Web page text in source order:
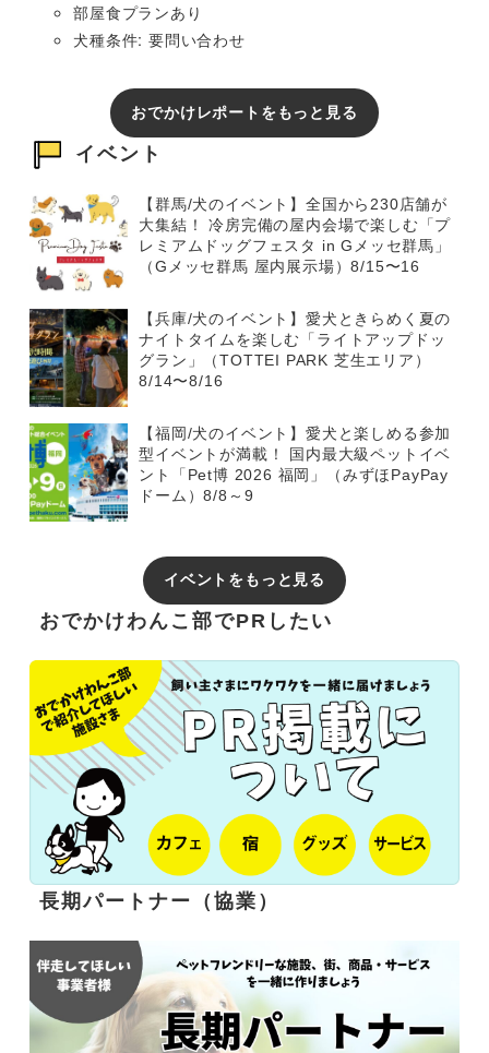
部屋食プランあり
犬種条件: 要問い合わせ
おでかけレポートをもっと見る
イベント
【群馬/犬のイベント】全国から230店舗が
大集結！ 冷房完備の屋内会場で楽しむ「プ
レミアムドッグフェスタ in Gメッセ群馬」
（Gメッセ群馬 屋内展示場）8/15〜16
【兵庫/犬のイベント】愛犬ときらめく夏の
ナイトタイムを楽しむ「ライトアップドッ
グラン」（TOTTEI PARK 芝生エリア）
8/14〜8/16
【福岡/犬のイベント】愛犬と楽しめる参加
型イベントが満載！ 国内最大級ペットイベ
ント「Pet博 2026 福岡」（みずほPayPay
ドーム）8/8～9
イベントをもっと見る
おでかけわんこ部でPRしたい
長期パートナー（協業）